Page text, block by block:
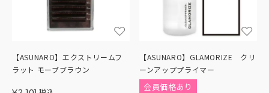
【ASUNARO】エクストリームフ
ラット モーブブラウン
【ASUNARO】GLAMORIZE クリ
ーンアッププライマー
会員価格あり